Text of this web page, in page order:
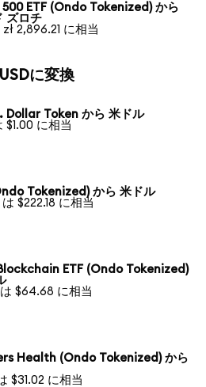
500 ETF (Ondo Tokenized) から
ズロチ
zł 2,896.21 に相当
に変換
Dollar Token から 米ドル
$1.00 に相当
Tokenized) から 米ドル
$222.18 に相当
ETF (Ondo Tokenized)
$64.68 に相当
Health (Ondo Tokenized) から
$31.02 に相当